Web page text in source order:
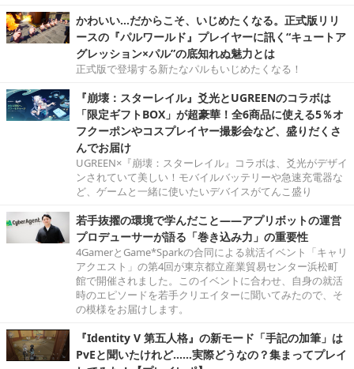
かわいい…だからこそ、いじめたくなる。正式版リリ
ースの『パルワールド』プレイヤーに訊く“キュートア
グレッション×パル”の底知れぬ魅力とは
正式版で登場する新たなパルもいじめたくなる！
『崩壊：スターレイル』爻光とUGREENのコラボは
「限定ギフトBOX」が超豪華！全6商品に使える5％オ
フクーポンやコスプレイヤー撮影会など、盛りだくさ
んでお届け
UGREEN×『崩壊：スターレイル』コラボは、爻光がデザイ
ンされていて美しい！モバイルバッテリーや急速充電器な
ど、ゲームと一緒に使いたいデバイスがてんこ盛り
若手抜擢の環境で学んだこと――アプリボットの運営
プロデューサーが語る「巻き込み力」の重要性
4GamerとGame*Sparkの合同による就活イベント「キャリ
アクエスト」の第4回が東京都立産業貿易センター浜松町
館で開催されました。このイベントに合わせ、自身の就活
時のエピソードを若手クリエイターに聞いてみたので、そ
の模様をお届けします。
『Identity V 第五人格』の新モード「手記の加筆」は
PvEと聞いたけれど……実際どうなの？集まってプレイ